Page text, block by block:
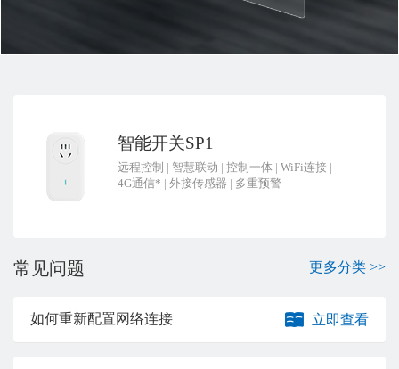
智能开关SP1
远程控制 | 智慧联动 | 控制一体 | WiFi连接 |
4G通信* | 外接传感器 | 多重预警
常见问题 更多分类 >>
如何重新配置网络连接 立即查看